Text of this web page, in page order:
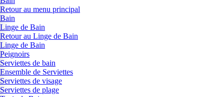
Retour au menu principal
Bain
Linge de Bain
Retour au Linge de Bain
Linge de Bain
Peignoirs
Serviettes de bain
Ensemble de Serviettes
Serviettes de visage
Serviettes de plage